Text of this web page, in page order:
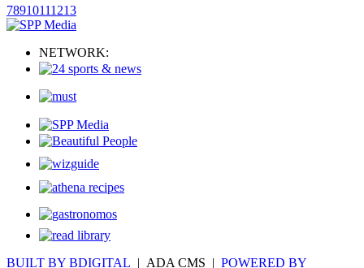
78910111213
NETWORK:
BUILT BY BDIGITAL | ADA CMS | POWERED BY